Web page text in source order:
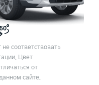
соответствовать
Цвет
от
сайте.